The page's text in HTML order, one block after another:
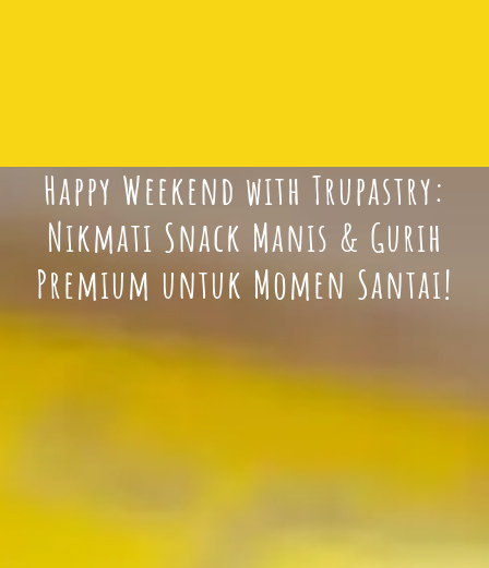
Happy Weekend with Trupastry:
Nikmati Snack Manis & Gurih
Premium untuk Momen Santai!